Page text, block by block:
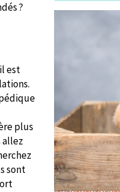
?
est
plus
allez
sont